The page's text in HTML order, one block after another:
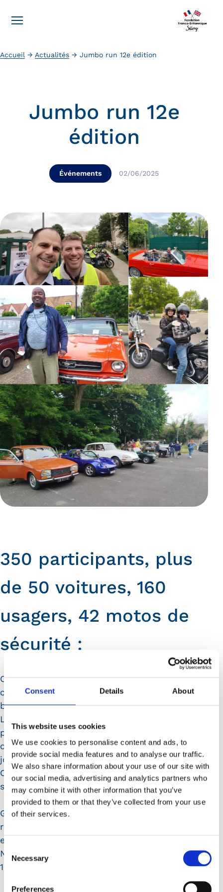
Consent Details About
This website uses cookies
We use cookies to personalise content and ads, to
provide social media features and to analyse our traffic.
We also share information about your use of our site with
our social media, advertising and analytics partners who
may combine it with other information that you’ve
provided to them or that they’ve collected from your use
of their services.
Selection
Necessary
Preferences
Accueil → Actualités → Jumbo run 12e édition
Jumbo run 12e
édition
Événements 02/06/2025
350 participants, plus
de 50 voitures, 160
usagers, 42 motos de
sécurité :
C’est grâce à votre engagement collectif que
cette 12e édition du Jumbo Run a été une si
belle réussite.
Les sourires des participants, des
professionnels, des bénévoles et des pilotes
ont été notre plus belle récompense. Cette
journée incarne parfaitement la devise de
CHEMEA : « La force du lien associatif au
service du handicap. »
Grâce à vous toutes et tous, cette journée
restera un souvenir fort, empreint d’humanité
et de solidarité.
Nous avons déjà hâte de préparer ensemble la
13e édition du Jumbo Run !